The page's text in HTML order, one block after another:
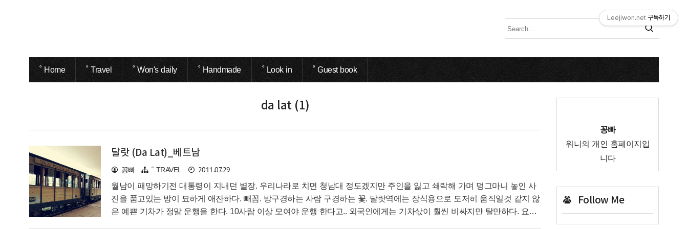
˚ Home ˚ Travel ˚ Won's daily ˚ Handmade ˚ Look in ˚ Guest book
da lat (1)
달랏 (Da Lat)_베트남
꽁빠 ˚ TRAVEL 2011.07.29
월남이 패망하기전 대통령이 지내던 별장. 우리나라로 치면 청남대 정도겠지만 주인을 잃고 쇄락해 가며 덩그마니 놓인 사
진을 품고있는 방이 묘하게 애잔하다. 빼꼼. 방구경하는 사람 구경하는 꽃. 달랏역에는 장식용으로 도저히 움직일것 같지 않
은 예쁜 기차가 정말 운행을 한다. 10사람 이상 모여야 운행 한다고.. 외국인에게는 기차삯이 훨씬 비싸지만 탈만하다. 요번
꽁빠
워니의 개인 홈페이지입
니다
Follow Me
Leejiwon.net 구독하기